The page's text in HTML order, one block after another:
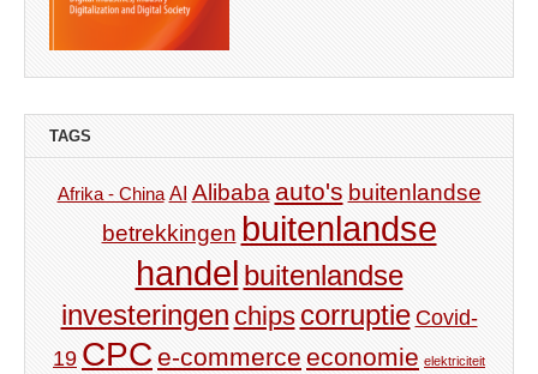
TAGS
Afrika - China AI Alibaba auto's buitenlandse
betrekkingen buitenlandse
handel buitenlandse
investeringen chips corruptie Covid-
19 CPC e-commerce economie elektriciteit